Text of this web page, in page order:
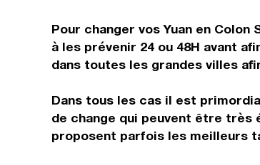
Pour changer vos Yuan en
à les prévenir 24 ou 48H avant
dans toutes les grandes villes
Dans tous les cas il est
de change qui peuvent être très
proposent parfois les meilleurs